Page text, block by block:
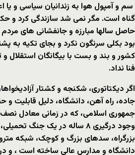
سم و آمپول هوا به زندانیان سیاسی و یا
گناه است. مگر نمی شد سازندگی کرد و
حاصل سالها مبارزه و جانفشانی های مردم
بود بکلی سرنگون نکرد و بجای تکیه به
کشور و بند و بست با بیگانگان استقلال و
فنا نداد.
اگر دیکتاتوری، شکنجه و کشتار
جاده، راه آهن، دانشگاه، دلیل قابلیت
جمهوری اسلامی، که در زمانی معادل نصف
وجود درگیری ۸ ساله در یک جنگ تحمیلی،
بزرگراه، سدهای بزرگ و کوچک، شبکه
دانشگاه و مدارس عالی ساخته است ، و